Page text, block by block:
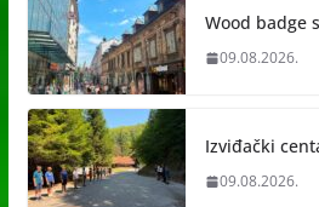
Wood badge
09.08.2026.
Izviđački
09.08.2026.